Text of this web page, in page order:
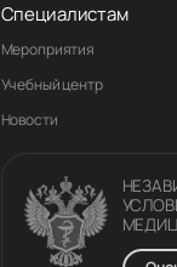
Специалистам
Мероприятия
Учебный центр
Новости